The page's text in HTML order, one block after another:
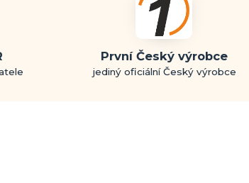
První Český výrobce
jediný oficiální Český výrobce